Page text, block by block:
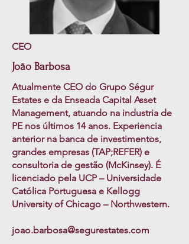
CEO
João Barbosa
Atualmente CEO do Grupo Ségur
Estates e da Enseada Capital Asset
Management, atuando na industria de
PE nos últimos 14 anos. Experiencia
anterior na banca de investimentos,
grandes empresas (TAP;REFER) e
consultoria de gestão (McKinsey). É
licenciado pela UCP – Universidade
Católica Portuguesa e Kellogg
University of Chicago – Northwestern.
joao.barbosa@segurestates.com